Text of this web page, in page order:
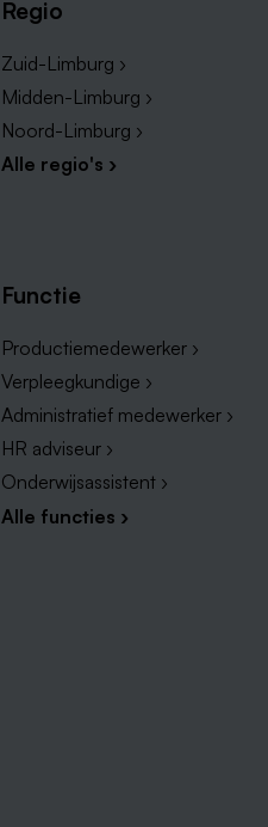
Regio
Zuid-Limburg ›
Midden-Limburg ›
Noord-Limburg ›
Alle regio's ›
Functie
Productiemedewerker ›
Verpleegkundige ›
Administratief medewerker ›
HR adviseur ›
Onderwijsassistent ›
Alle functies ›